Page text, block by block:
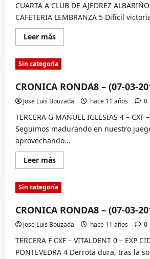
CUARTA A CLUB DE AJEDREZ
CAFETERIA LEMBRANZA 5 Difícil
Leer másLee
más
CRONICA
RONDA8
–
03-
2015)
CUARTA
Sin categoría
CRONICA RONDA8 – (07-03-
Jose Luis Bouzada hace 11 años 0
TERCERA G MANUEL IGLESIAS 4 – CXF
Seguimos madurando en nuestro
aprovechando...
Leer másLee
más
CRONICA
RONDA8
–
03-
2015)
TERCERA
Sin categoría
CRONICA RONDA8 – (07-03-
Jose Luis Bouzada hace 11 años 0
TERCERA F CXF – VITALDENT 0 – EXP
PONTEVEDRA 4 Derrota dura, tras la